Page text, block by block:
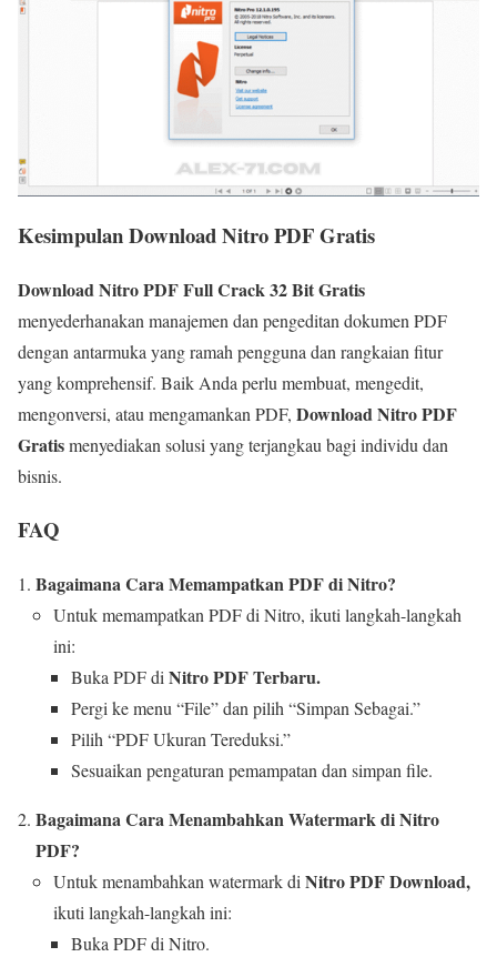
Kesimpulan Download Nitro PDF Gratis
Download Nitro PDF Full Crack 32 Bit Gratis
menyederhanakan manajemen dan pengeditan dokumen PDF
dengan antarmuka yang ramah pengguna dan rangkaian fitur
yang komprehensif. Baik Anda perlu membuat, mengedit,
mengonversi, atau mengamankan PDF, Download Nitro PDF
Gratismenyediakan solusi yang terjangkau bagi individu dan
bisnis.
FAQ
Bagaimana Cara Memampatkan PDF di Nitro?
Untuk memampatkan PDF di Nitro, ikuti langkah-langkah
ini:
Buka PDF di Nitro PDF Terbaru.
Pergi ke menu “File” dan pilih “Simpan Sebagai.”
Pilih “PDF Ukuran Tereduksi.”
Sesuaikan pengaturan pemampatan dan simpan file.
Bagaimana Cara Menambahkan Watermark di Nitro
PDF?
Untuk menambahkan watermark di Nitro PDF Download,
ikuti langkah-langkah ini:
Buka PDF di Nitro.